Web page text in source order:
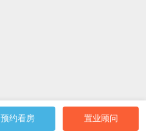
预约看房 置业顾问